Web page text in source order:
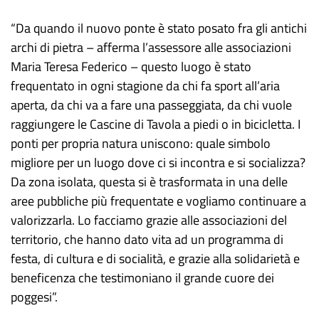
“Da quando il nuovo ponte è stato posato fra gli antichi
archi di pietra – afferma l’assessore alle associazioni
Maria Teresa Federico – questo luogo è stato
frequentato in ogni stagione da chi fa sport all’aria
aperta, da chi va a fare una passeggiata, da chi vuole
raggiungere le Cascine di Tavola a piedi o in bicicletta. I
ponti per propria natura uniscono: quale simbolo
migliore per un luogo dove ci si incontra e si socializza?
Da zona isolata, questa si è trasformata in una delle
aree pubbliche più frequentate e vogliamo continuare a
valorizzarla. Lo facciamo grazie alle associazioni del
territorio, che hanno dato vita ad un programma di
festa, di cultura e di socialità, e grazie alla solidarietà e
beneficenza che testimoniano il grande cuore dei
poggesi”.